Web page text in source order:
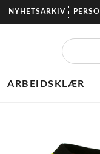
NYHETSARKIV
ARBEIDSKLÆR